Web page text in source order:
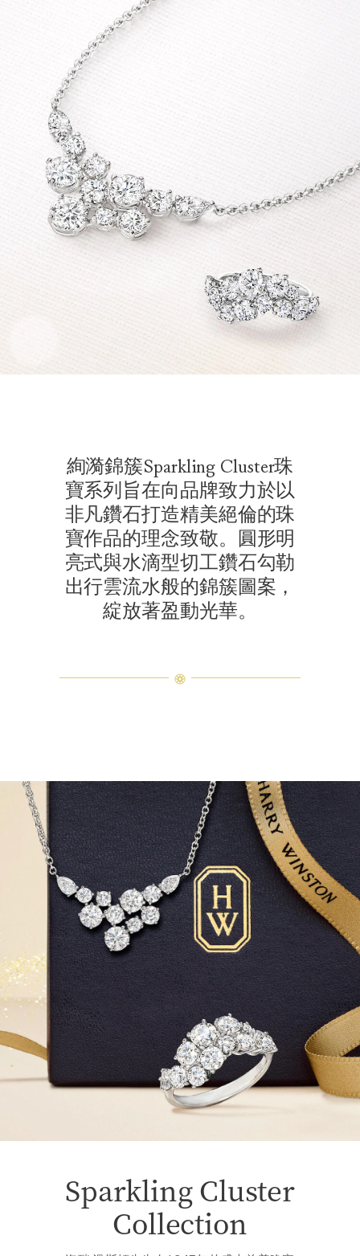
絢漪錦簇Sparkling Cluster珠
寶系列旨在向品牌致力於以
非凡鑽石打造精美絕倫的珠
寶作品的理念致敬。圓形明
亮式與水滴型切工鑽石勾勒
出行雲流水般的錦簇圖案，
綻放著盈動光華。
Sparkling Cluster
Collection